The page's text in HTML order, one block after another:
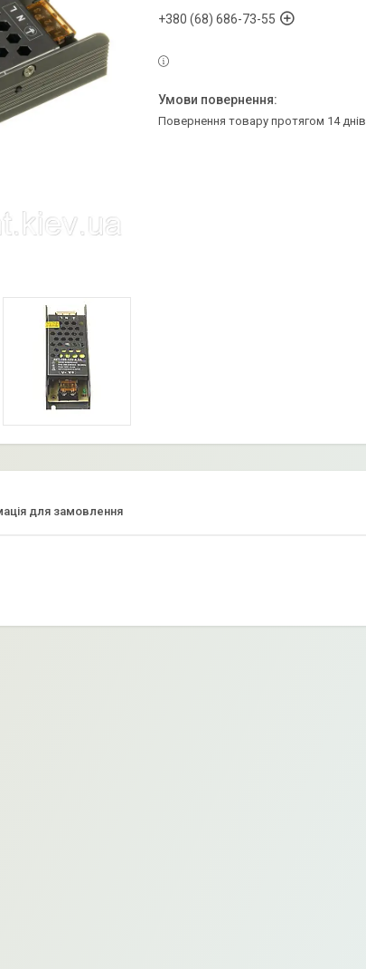
+380 (68) 686-73-55
повернення товару протягом 14 днів
для замовлення